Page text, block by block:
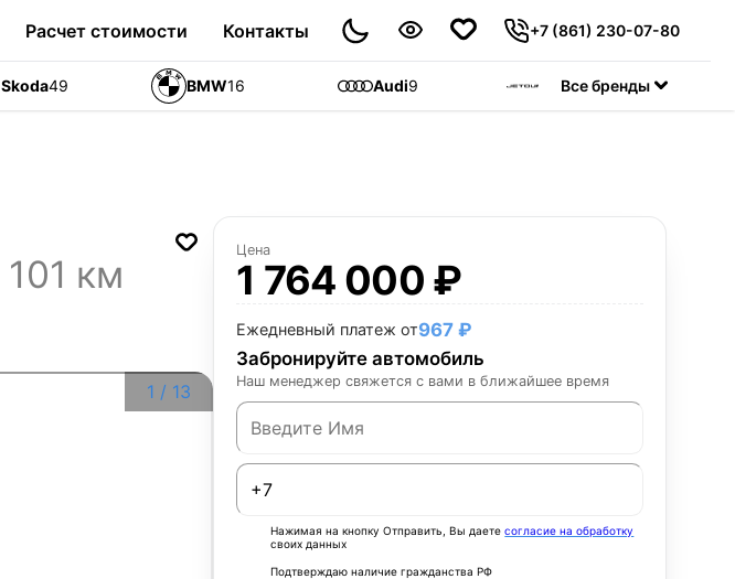
Расчет стоимости Контакты +7 (861) 230-07-80
Skoda49 BMW16 Audi9 Jetour55
Все бренды
101 км
1 / 13
Цена
1 764 000 ₽
Ежедневный платеж от967 ₽
Забронируйте автомобиль
Наш менеджер свяжется с вами в ближайшее время
Нажимая на кнопку Отправить, Вы даетесогласие на обработку
своих данных
Подтверждаю наличие гражданства РФ